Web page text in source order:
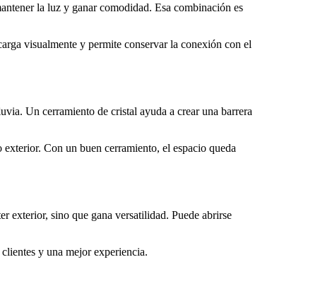
la luz y ganar comodidad. Esa combinación es
visualmente y permite conservar la conexión con el
Un cerramiento de cristal ayuda a crear una barrera
Con un buen cerramiento, el espacio queda
exterior, sino que gana versatilidad. Puede abrirse
y una mejor experiencia.